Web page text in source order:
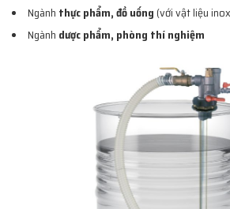
Ngành thực phẩm, đồ uống(với vật liệu
Ngành dược phẩm, phòng thí nghiệm